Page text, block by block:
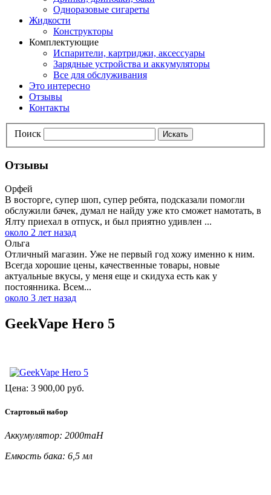
Одноразовые сигареты
Жидкости
Конструкторы
Комплектующие
Испарители, картриджи, аксессуары
Зарядные устройства и аккумуляторы
Все для обслуживания
Это интересно
Отзывы
Контакты
Поиск Искать
Отзывы
Орфей
В восторге, супер шоп, супер ребята, подсказали помогли
обслужили бачек, думал не найду уже кто сможет намотать, в
Ялту приехал в отпуск, и был приятно удивлен ...
около 2 лет назад
Ольга
Отличный магазин. Уже не первый год хожу именно к ним.
Всегда хорошие цены, качественные товары, новые
актуальные вкусы, у меня еще и скидуха есть как у
постоянника. Всем...
около 3 лет назад
GeekVape Hero 5
Цена: 3 900,00 руб.
Cтартовый набор
Аккумулятор: 2000maH
Емкость бака: 6,5 мл